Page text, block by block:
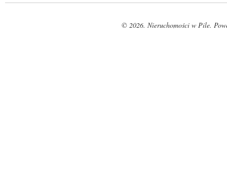
© 2026. Nieruchomości w Pile.